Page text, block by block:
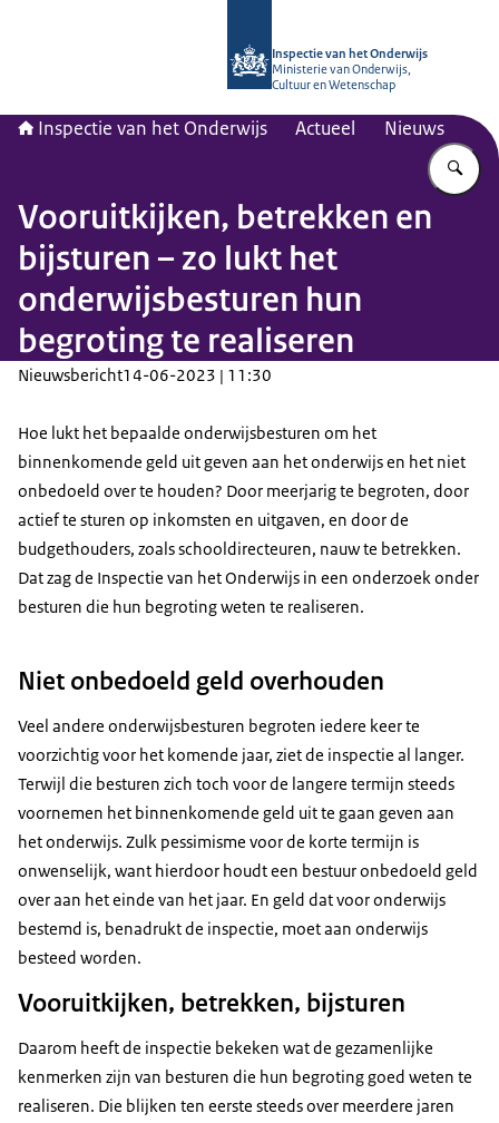
Inspectie van het Onderwijs
Ministerie van Onderwijs,
Cultuur en Wetenschap
Inspectie van het Onderwijs Actueel Nieuws
Vooruitkijken, betrekken en
bijsturen – zo lukt het
onderwijsbesturen hun
begroting te realiseren
Nieuwsbericht14-06-2023 | 11:30
Hoe lukt het bepaalde onderwijsbesturen om het
binnenkomende geld uit geven aan het onderwijs en het niet
onbedoeld over te houden? Door meerjarig te begroten, door
actief te sturen op inkomsten en uitgaven, en door de
budgethouders, zoals schooldirecteuren, nauw te betrekken.
Dat zag de Inspectie van het Onderwijs in een onderzoek onder
besturen die hun begroting weten te realiseren.
Niet onbedoeld geld overhouden
Veel andere onderwijsbesturen begroten iedere keer te
voorzichtig voor het komende jaar, ziet de inspectie al langer.
Terwijl die besturen zich toch voor de langere termijn steeds
voornemen het binnenkomende geld uit te gaan geven aan
het onderwijs. Zulk pessimisme voor de korte termijn is
onwenselijk, want hierdoor houdt een bestuur onbedoeld geld
over aan het einde van het jaar. En geld dat voor onderwijs
bestemd is, benadrukt de inspectie, moet aan onderwijs
besteed worden.
Vooruitkijken, betrekken, bijsturen
Daarom heeft de inspectie bekeken wat de gezamenlijke
kenmerken zijn van besturen die hun begroting goed weten te
realiseren. Die blijken ten eerste steeds over meerdere jaren